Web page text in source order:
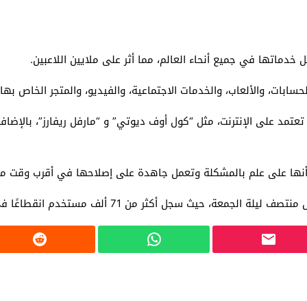
والألعاب، والخدمات الاجتماعية، والفيديو، والمتجر الخاص بها،
على الإنترنت، مثل “كول أوف ديوتي” و “مارفل ريفارز”،
على علم بالمشكلة وتعمل جاهدة على إصلاحها في أقرب وقت
حيث سجل أكثر من 71 ألف مستخدم انقطاعًا في الخدمة.